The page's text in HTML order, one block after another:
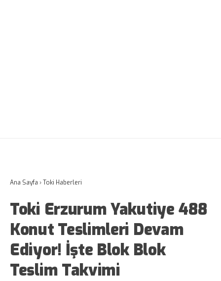
Ana Sayfa ›Toki Haberleri
Toki Erzurum Yakutiye 488
Konut Teslimleri Devam
Ediyor! İşte Blok Blok
Teslim Takvimi